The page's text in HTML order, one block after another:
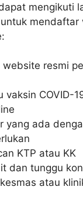
mengikuti
mendaftar
website resmi
vaksin COVID-
yang ada
KTP atau KK
dan tunggu
atau